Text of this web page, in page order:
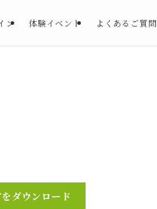
ン 体験イベント よくあるご質問
ダウンロード